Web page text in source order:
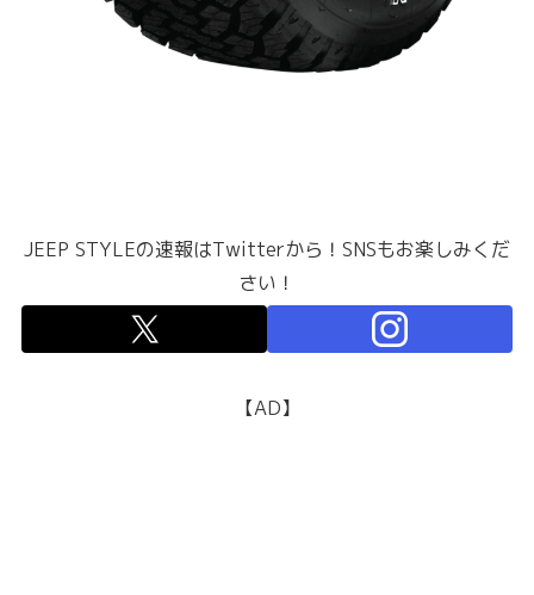
JEEP STYLEの速報はTwitterから！SNSもお楽しみくだ
さい！
【AD】